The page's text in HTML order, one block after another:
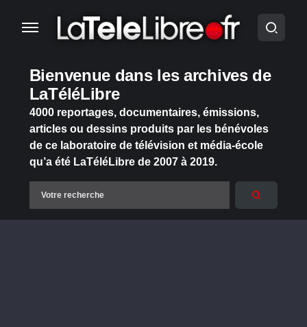
Bienvenue dans les archives de
LaTéléLibre
4000 reportages, documentaires, émissions,
articles ou dessins produits par les bénévoles
de ce laboratoire de télévision et média-école
qu’a été LaTéléLibre de 2007 à 2019.